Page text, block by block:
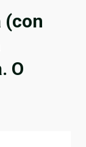
(con
O